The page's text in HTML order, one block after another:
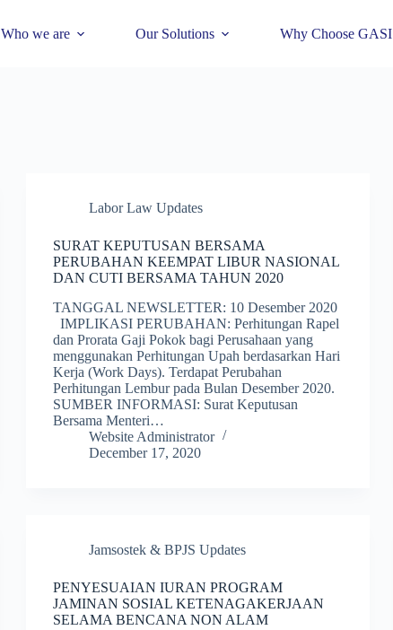
Who we are Our Solutions Why Choose GASI
Labor Law Updates
SURAT KEPUTUSAN BERSAMA
PERUBAHAN KEEMPAT LIBUR NASIONAL
DAN CUTI BERSAMA TAHUN 2020
TANGGAL NEWSLETTER: 10 Desember 2020
IMPLIKASI PERUBAHAN: Perhitungan Rapel
dan Prorata Gaji Pokok bagi Perusahaan yang
menggunakan Perhitungan Upah berdasarkan Hari
Kerja (Work Days). Terdapat Perubahan
Perhitungan Lembur pada Bulan Desember 2020.
SUMBER INFORMASI: Surat Keputusan
Bersama Menteri…
Website Administrator
December 17, 2020
Jamsostek & BPJS Updates
PENYESUAIAN IURAN PROGRAM
JAMINAN SOSIAL KETENAGAKERJAAN
SELAMA BENCANA NON ALAM